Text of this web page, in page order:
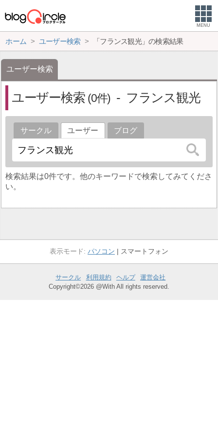
MENU
ホーム ユーザー検索 「フランス観光」の検索結果
ユーザー検索
ユーザー検索 0 フランス観光
サークル ユーザー ブログ
検索結果は0件です。他のキーワードで検索してみてくださ
い。
パソコン スマートフォン
サークル 利用規約 ヘルプ
運営会社
Copyright©2026 @With All rights reserved.